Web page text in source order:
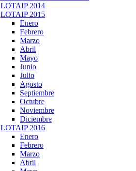
LOTAIP 2014
LOTAIP 2015
Enero
Febrero
Marzo
Abril
Mayo
Junio
Julio
Agosto
Septiembre
Octubre
Noviembre
Diciembre
LOTAIP 2016
Enero
Febrero
Marzo
Abril